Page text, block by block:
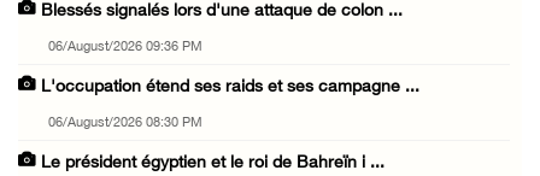
Blessés signalés lors d'une attaque de colon ...
06/August/2026 09:36 PM
L'occupation étend ses raids et ses campagne ...
06/August/2026 08:30 PM
Le président égyptien et le roi de Bahreïn i ...